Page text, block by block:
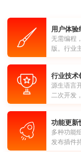
用户体验
无需编程
版。行业
行业技术
源生语言
二次开发
功能更新
多种功能
发布插件